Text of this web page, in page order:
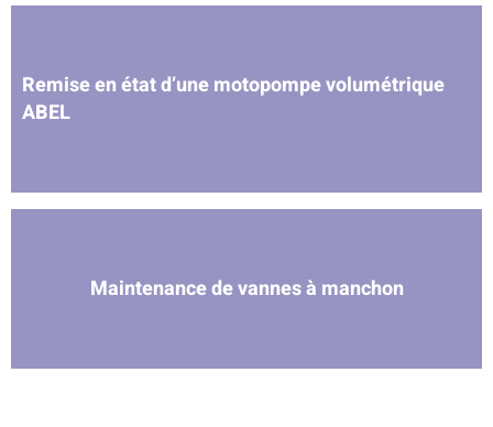
Remise en état d’une motopompe volumétrique
ABEL
Maintenance de vannes à manchon